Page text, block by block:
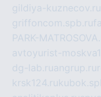
gildiya-kuznecov.ru
griffoncom.spb.ru
PARK-
avtoyurist-
dg-lab.ruangrup.ru
krsk124.ru